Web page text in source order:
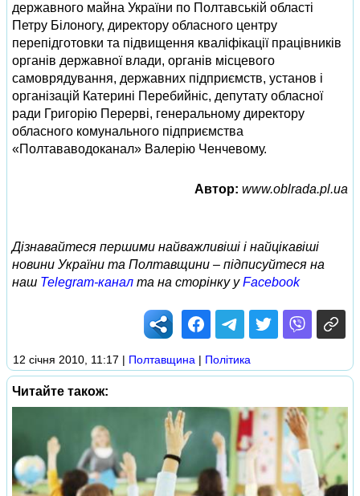
державного майна України по Полтавській області
Петру Білоногу, директору обласного центру
перепідготовки та підвищення кваліфікації працівників
органів державної влади, органів місцевого
самоврядування, державних підприємств, установ і
організацій Катерині Перебийніс, депутату обласної
ради Григорію Перерві, генеральному директору
обласного комунального підприємства
«Полтававодоканал» Валерію Ченчевому.
Автор: www.oblrada.pl.ua
Дізнавайтеся першими найважливіші і найцікавіші
новини України та Полтавщини – підписуйтеся на
наш Telegram-канал та на сторінку уFacebook
12 січня 2010, 11:17 | Полтавщина | Політика
Читайте також: